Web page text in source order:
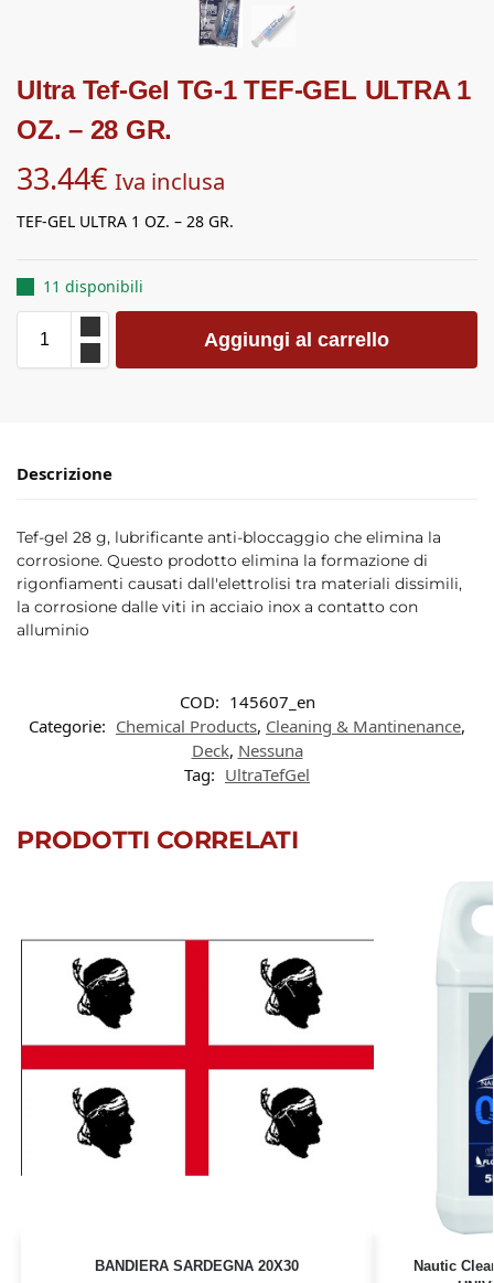
Ultra Tef-Gel TG-1 TEF-GEL ULTRA 1
OZ. – 28 GR.
33.44€ Iva inclusa
TEF-GEL ULTRA 1 OZ. – 28 GR.
11 disponibili
Aggiungi al carrello
Descrizione
Tef-gel 28 g, lubrificante anti-bloccaggio che elimina la
corrosione. Questo prodotto elimina la formazione di
rigonfiamenti causati dall'elettrolisi tra materiali dissimili,
la corrosione dalle viti in acciaio inox a contatto con
alluminio
COD: 145607_en
Categorie: Chemical Products, Cleaning & Mantinenance,
Deck, Nessuna
Tag: UltraTefGel
PRODOTTI CORRELATI
BANDIERA SARDEGNA 20X30
Nautic